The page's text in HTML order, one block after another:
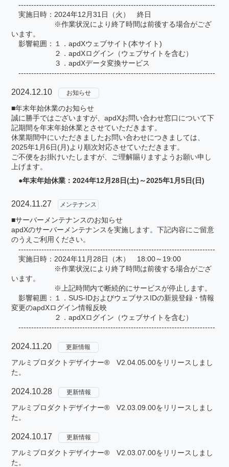
-----------------------------------------------------------------------------
実施日時：2024年12月31日（火） 終日
※作業状況により終了時間は前後する場合がござ
います。
影響範囲：１．apdXウェブサイト(本サイト)
２．apdXログイン（ウェブサイトを含む）
３．apdXデータ変換サービス
-----------------------------------------------------------------------------
2024.12.10 お知らせ
■年末年始休業のお知らせ
誠に勝手ではございますが、apdXお問い合わせ窓口について下
記期間を年末年始休業とさせていただきます。
休業期間中にいただきましたお問い合わせにつきましては、
2025年1月6日(月)より順次対応させていただきます。
ご不便をお掛けいたしますが、ご理解賜りますようお願い申し
上げます。
●年末年始休業：2024年12月28日(土)～2025年1月5日(日)
2024.11.27 メンテナンス
■サーバーメンテナンスのお知らせ
apdXのサーバーメンテナンスを実施します。下記内容にご留意
のうえご利用ください。
-----------------------------------------------------------------------------
実施日時：2024年11月28日（木） 18:00～19:00
※作業状況により終了時間は前後する場合がござ
います。
※上記時間内で断続的にサービスが停止します。
影響範囲：１．SUS-IDおよびウェブサスIDの新規登録・情報
変更のapdXログイン情報反映
２．apdXログイン（ウェブサイトを含む）
-----------------------------------------------------------------------------
2024.11.20 更新情報
アルミプロダクトデザイナー® V2.04.05.00をリリースしまし
た。
2024.10.28 更新情報
アルミプロダクトデザイナー® V2.03.09.00をリリースしまし
た。
2024.10.17 更新情報
アルミプロダクトデザイナー® V2.03.07.00をリリースしまし
た。